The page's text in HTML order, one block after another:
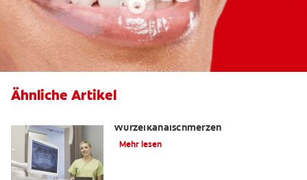
Ähnliche Artikel
Wurzelkanalschmerzen
Mehr lesen